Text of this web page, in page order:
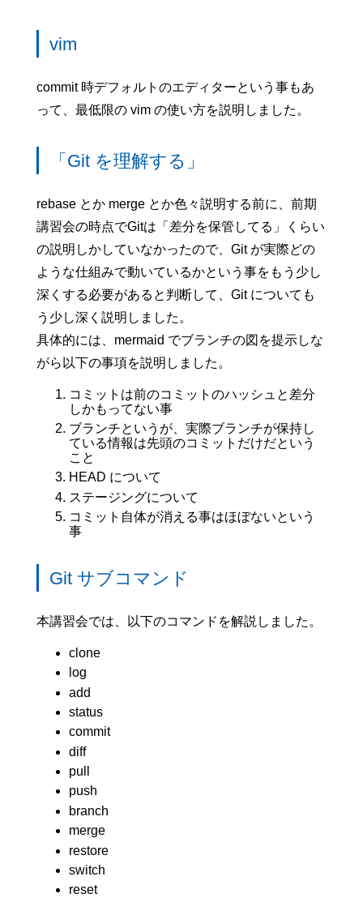
vim
commit 時デフォルトのエディターという事もあ
って、最低限の vim の使い方を説明しました。
「Git を理解する」
rebase とか merge とか色々説明する前に、前期
講習会の時点でGitは「差分を保管してる」くらい
の説明しかしていなかったので、Git が実際どの
ような仕組みで動いているかという事をもう少し
深くする必要があると判断して、Git についても
う少し深く説明しました。
具体的には、mermaid でブランチの図を提示しな
がら以下の事項を説明しました。
コミットは前のコミットのハッシュと差分
しかもってない事
ブランチというが、実際ブランチが保持し
ている情報は先頭のコミットだけだという
こと
HEAD について
ステージングについて
コミット自体が消える事はほぼないという
事
Git サブコマンド
本講習会では、以下のコマンドを解説しました。
clone
log
add
status
commit
diff
pull
push
branch
merge
restore
switch
reset